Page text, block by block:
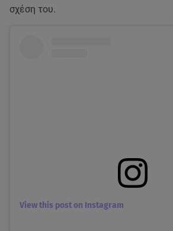
σχέση του.
View this post on Instagram